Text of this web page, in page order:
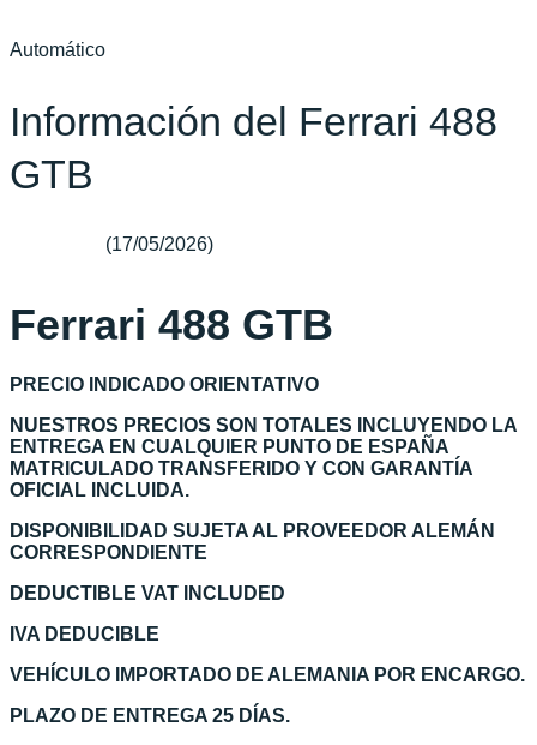
Automático
Información del Ferrari 488
GTB
(17/05/2026)
Ferrari 488 GTB
PRECIO INDICADO ORIENTATIVO
NUESTROS PRECIOS SON TOTALES INCLUYENDO LA
ENTREGA EN CUALQUIER PUNTO DE ESPAÑA
MATRICULADO TRANSFERIDO Y CON GARANTÍA
OFICIAL INCLUIDA.
DISPONIBILIDAD SUJETA AL PROVEEDOR ALEMÁN
CORRESPONDIENTE
DEDUCTIBLE VAT INCLUDED
IVA DEDUCIBLE
VEHÍCULO IMPORTADO DE ALEMANIA POR ENCARGO.
PLAZO DE ENTREGA 25 DÍAS.